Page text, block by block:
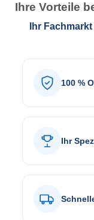
Ihre Vorteile
Ihr
100 %
Ihr